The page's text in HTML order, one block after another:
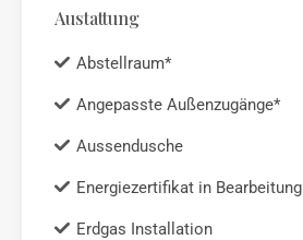
Austattung
Abstellraum*
Angepasste Außenzugänge*
Aussendusche
Energiezertifikat in Bearbeitung
Erdgas Installation